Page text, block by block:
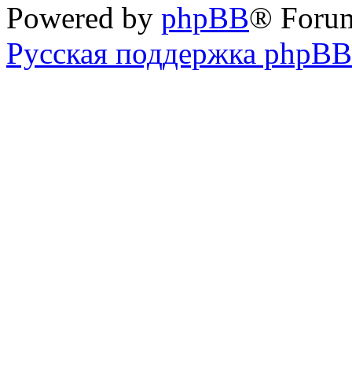
Powered by phpBB®
Русская поддержка phpBB